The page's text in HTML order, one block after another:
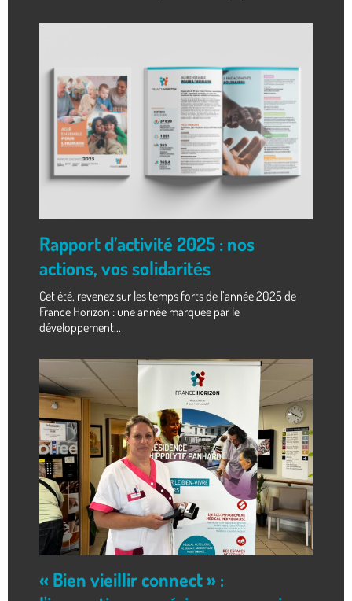
Rapport d’activité 2025 : nos
actions, vos solidarités
Cet été, revenez sur les temps forts de l’année 2025 de
France Horizon : une année marquée par le
développement...
« Bien vieillir connect » :